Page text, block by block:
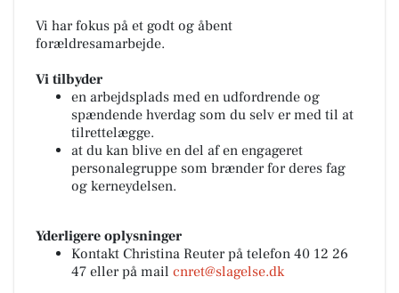
Vi har fokus på et godt og åbent
forældresamarbejde.
Vi tilbyder
en arbejdsplads med en udfordrende og
spændende hverdag som du selv er med til at
tilrettelægge.
at du kan blive en del af en engageret
personalegruppe som brænder for deres fag
og kerneydelsen.
Yderligere oplysninger
Kontakt Christina Reuter på telefon 40 12 26
47 eller på mail cnret@slagelse.dk